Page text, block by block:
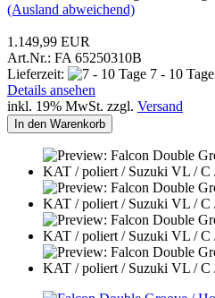
(Ausland abweichend)
1.149,99 EUR
Art.Nr.: FA 65250310B
Lieferzeit:
7 - 10 Tage
Details ansehen
inkl. 19% MwSt. zzgl. Versand
In den Warenkorb